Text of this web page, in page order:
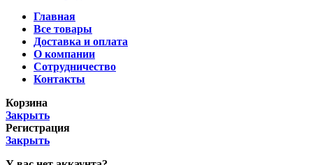
Главная
Все товары
Доставка и оплата
О компании
Сотрудничество
Контакты
Корзина
Закрыть
Регистрация
Закрыть